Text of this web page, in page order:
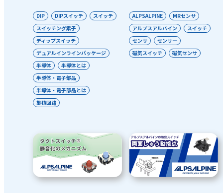
DIP DIPスイッチ
スイッチ
スイッチング素子
ディップスイッチ
デュアルインラインパッケージ
半導体
半導体とは
半導体・電子部品
半導体・電子部品とは
集積回路
ALPSALPINE
MRセンサ
アルプスアルパイン
スイッチ
センサ
センサー
磁気スイッチ
磁気センサ